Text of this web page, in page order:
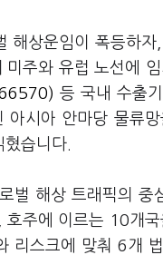
해상운임이 폭등하
주와 유럽 노선에
등 국내 수출
아시아 안마당 물류
습니다.
벌 해상 트래픽의 중
호주에 이르는 10개
리스크에 맞춰 6개